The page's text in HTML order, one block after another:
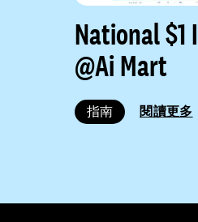
National $1
@Ai Mart
指南 閱讀更多